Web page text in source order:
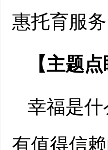
惠托育服
【主题点
幸福是
有值得信